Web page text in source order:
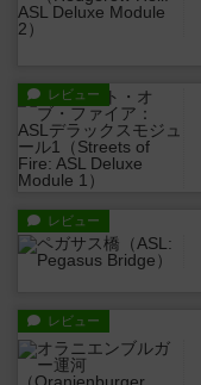
レビュー
レビュー
レビュー